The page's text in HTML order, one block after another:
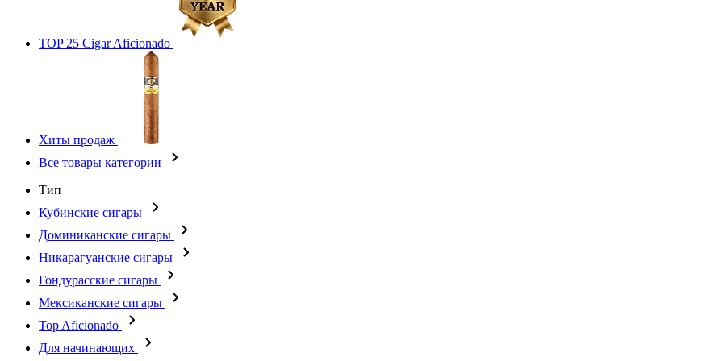
TOP 25 Cigar Aficionado
Хиты продаж
Все товары категории
Тип
Кубинские сигары
Доминиканские сигары
Никарагуанские сигары
Гондурасские сигары
Мексиканские сигары
Top Aficionado
Для начинающих